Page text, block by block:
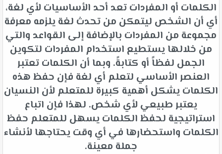
الكلمات أو المفردات تعد أحد الأساسيات لأي لغة،
أي أن الشخص ليتمكن من تحدث لغة يلزمه معرفة
مجموعة من المفردات بالإضافة إلى القواعد والتي
من خلالها يستطيع استخدام المفردات لتكوين
الجمل لفظاً أو كتابةً. وبما أن الكلمات تعتبر
العنصر الأساسي لتعلم أي لغة فإن حفظ هذه
الكلمات يشكل أهمية كبيرة للمتعلم لأن النسيان
يعتبر طبيعي لأي شخص. لهذا فإن اتباع
استراتيجية لحفظ الكلمات يسهل للمتعلم حفظ
الكلمات واستحضارها في أي وقت يحتاجها لأنشاء
جملة معينة.